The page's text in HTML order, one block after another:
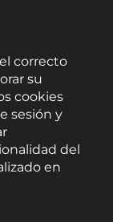
correcto
su
cookies
sesión y
del
en